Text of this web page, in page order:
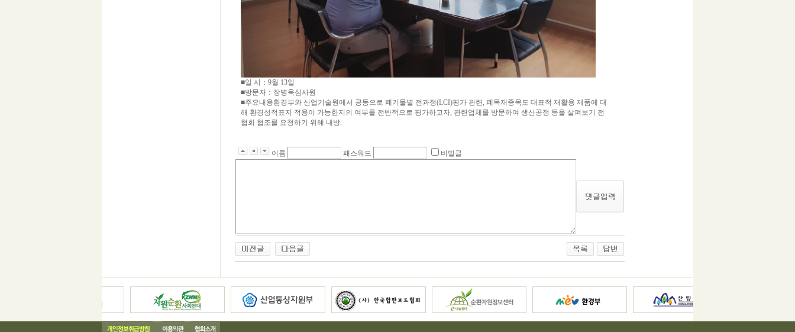
■일 시：9월 13일
■방문자：장병욱심사원
■주요내용환경부와 산업기술원에서 공동으로 폐기물별 전과정(LCI)평가 관련, 폐목재종목도 대표적 재활용 제품에 대
해 환경성적표지 적용이 가능한지의 여부를 전반적으로 평가하고자, 관련업체를 방문하여 생산공정 등을 살펴보기 전
협회 협조를 요청하기 위해 내방.
이름 패스워드 비밀글